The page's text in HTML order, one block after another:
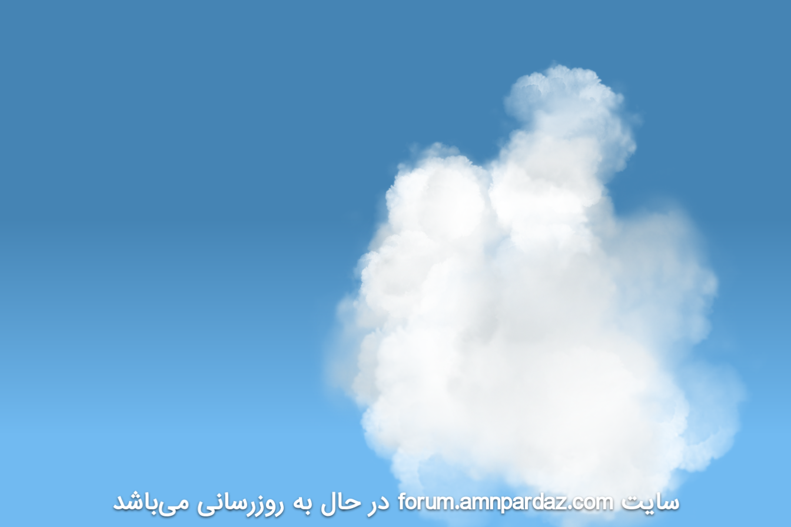
سایتforum.amnpardaz.comدر حال به روزرسانی می‌باشد